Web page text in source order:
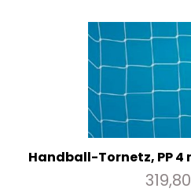
Handball-Tornetz, PP 4